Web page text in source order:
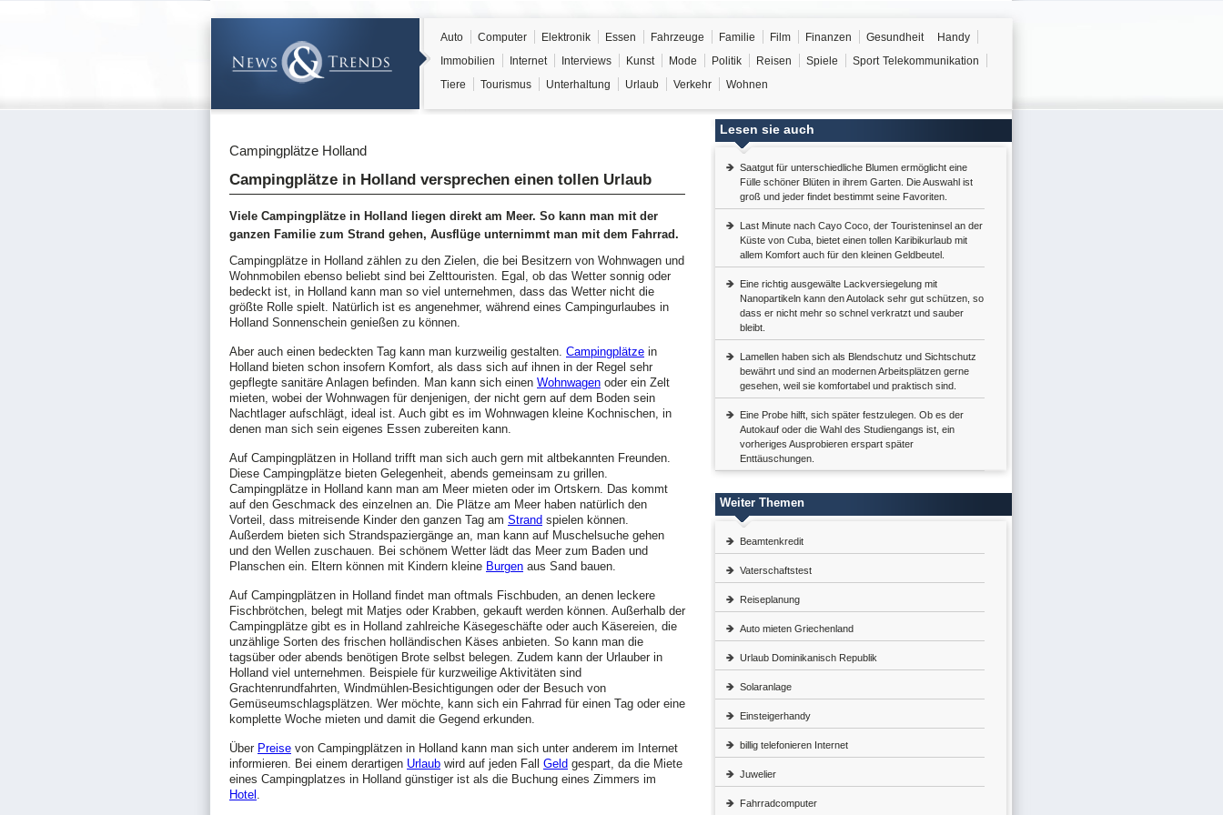
Auto Computer Elektronik Essen Fahrzeuge Familie Film Finanzen Gesundheit
Handy
Immobilien
Internet Interviews Kunst Mode Politik Reisen Spiele Sport Telekommunikation
Tiere
Tourismus Unterhaltung Urlaub Verkehr Wohnen
Campingplätze Holland
Campingplätze in Holland versprechen einen tollen Urlaub
Viele Campingplätze in Holland liegen direkt am Meer. So kann man mit der
ganzen Familie zum Strand gehen, Ausflüge unternimmt man mit dem Fahrrad.
Campingplätze in Holland zählen zu den Zielen, die bei Besitzern von Wohnwagen und
Wohnmobilen ebenso beliebt sind bei Zelttouristen. Egal, ob das Wetter sonnig oder
bedeckt ist, in Holland kann man so viel unternehmen, dass das Wetter nicht die
größte Rolle spielt. Natürlich ist es angenehmer, während eines Campingurlaubes in
Holland Sonnenschein genießen zu können.
Aber auch einen bedeckten Tag kann man kurzweilig gestalten. Campingplätze in
Holland bieten schon insofern Komfort, als dass sich auf ihnen in der Regel sehr
gepflegte sanitäre Anlagen befinden. Man kann sich einen Wohnwagen oder ein Zelt
mieten, wobei der Wohnwagen für denjenigen, der nicht gern auf dem Boden sein
Nachtlager aufschlägt, ideal ist. Auch gibt es im Wohnwagen kleine Kochnischen, in
denen man sich sein eigenes Essen zubereiten kann.
Auf Campingplätzen in Holland trifft man sich auch gern mit altbekannten Freunden.
Diese Campingplätze bieten Gelegenheit, abends gemeinsam zu grillen.
Campingplätze in Holland kann man am Meer mieten oder im Ortskern. Das kommt
auf den Geschmack des einzelnen an. Die Plätze am Meer haben natürlich den
Vorteil, dass mitreisende Kinder den ganzen Tag am Strand spielen können.
Außerdem bieten sich Strandspaziergänge an, man kann auf Muschelsuche gehen
und den Wellen zuschauen. Bei schönem Wetter lädt das Meer zum Baden und
Planschen ein. Eltern können mit Kindern kleine Burgen aus Sand bauen.
Auf Campingplätzen in Holland findet man oftmals Fischbuden, an denen leckere
Fischbrötchen, belegt mit Matjes oder Krabben, gekauft werden können. Außerhalb der
Campingplätze gibt es in Holland zahlreiche Käsegeschäfte oder auch Käsereien, die
unzählige Sorten des frischen holländischen Käses anbieten. So kann man die
tagsüber oder abends benötigen Brote selbst belegen. Zudem kann der Urlauber in
Holland viel unternehmen. Beispiele für kurzweilige Aktivitäten sind
Grachtenrundfahrten, Windmühlen-Besichtigungen oder der Besuch von
Gemüseumschlagsplätzen. Wer möchte, kann sich ein Fahrrad für einen Tag oder eine
komplette Woche mieten und damit die Gegend erkunden.
Über Preise von Campingplätzen in Holland kann man sich unter anderem im Internet
informieren. Bei einem derartigen Urlaub wird auf jeden Fall Geld gespart, da die Miete
eines Campingplatzes in Holland günstiger ist als die Buchung eines Zimmers im
Hotel .
Lesen sie auch
Saatgut für unterschiedliche Blumen ermöglicht eine
Fülle schöner Blüten in ihrem Garten. Die Auswahl ist
groß und jeder findet bestimmt seine Favoriten.
Last Minute nach Cayo Coco, der Touristeninsel an der
Küste von Cuba, bietet einen tollen Karibikurlaub mit
allem Komfort auch für den kleinen Geldbeutel.
Eine richtig ausgewälte Lackversiegelung mit
Nanopartikeln kann den Autolack sehr gut schützen, so
dass er nicht mehr so schnel verkratzt und sauber
bleibt.
Lamellen haben sich als Blendschutz und Sichtschutz
bewährt und sind an modernen Arbeitsplätzen gerne
gesehen, weil sie komfortabel und praktisch sind.
Eine Probe hilft, sich später festzulegen. Ob es der
Autokauf oder die Wahl des Studiengangs ist, ein
vorheriges Ausprobieren erspart später
Enttäuschungen.
Weiter Themen
Beamtenkredit
Vaterschaftstest
Reiseplanung
Auto mieten Griechenland
Urlaub Dominikanisch Republik
Solaranlage
Einsteigerhandy
billig telefonieren Internet
Juwelier
Fahrradcomputer